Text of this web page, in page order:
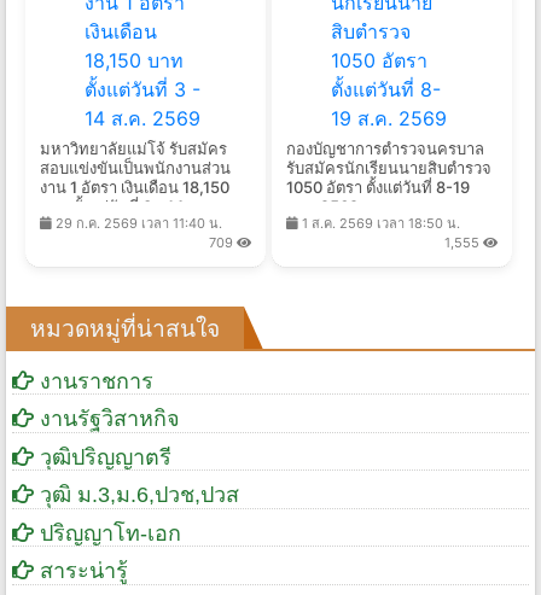
มหาวิทยาลัยแม่โจ้ รับสมัคร
สอบแข่งขันเป็นพนักงานส่วน
งาน 1 อัตรา เงินเดือน 18,150
บาท ตั้งแต่วันที่ 3 - 14 ส.ค.
256929 ก.ค. 2569 เวลา 11:40 น.
709
กองบัญชาการตำรวจนครบาล
รับสมัครนักเรียนนายสิบตำรวจ
1050 อัตรา ตั้งแต่วันที่ 8-19
ส.ค. 2569
1 ส.ค. 2569 เวลา 18:50 น.
1,555
หมวดหมู่ที่น่าสนใจ
งานราชการ
งานรัฐวิสาหกิจ
วุฒิปริญญาตรี
วุฒิ ม.3,ม.6,ปวช,ปวส
ปริญญาโท-เอก
สาระน่ารู้